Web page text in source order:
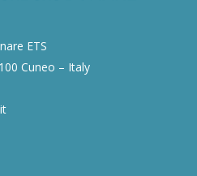
ETS
Cuneo – Italy